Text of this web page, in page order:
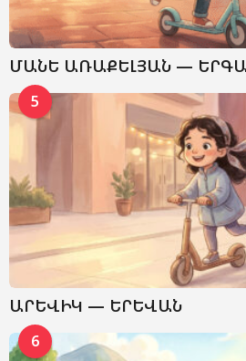
ՄԱՆԵ ԱՌԱՔԵԼՅԱՆ —
5
ԱՐԵՎԻԿ — ԵՐԵՎԱՆ
6